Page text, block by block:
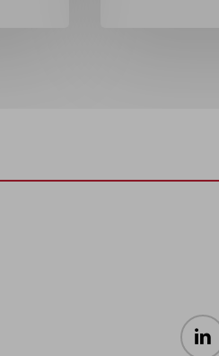
linkedin